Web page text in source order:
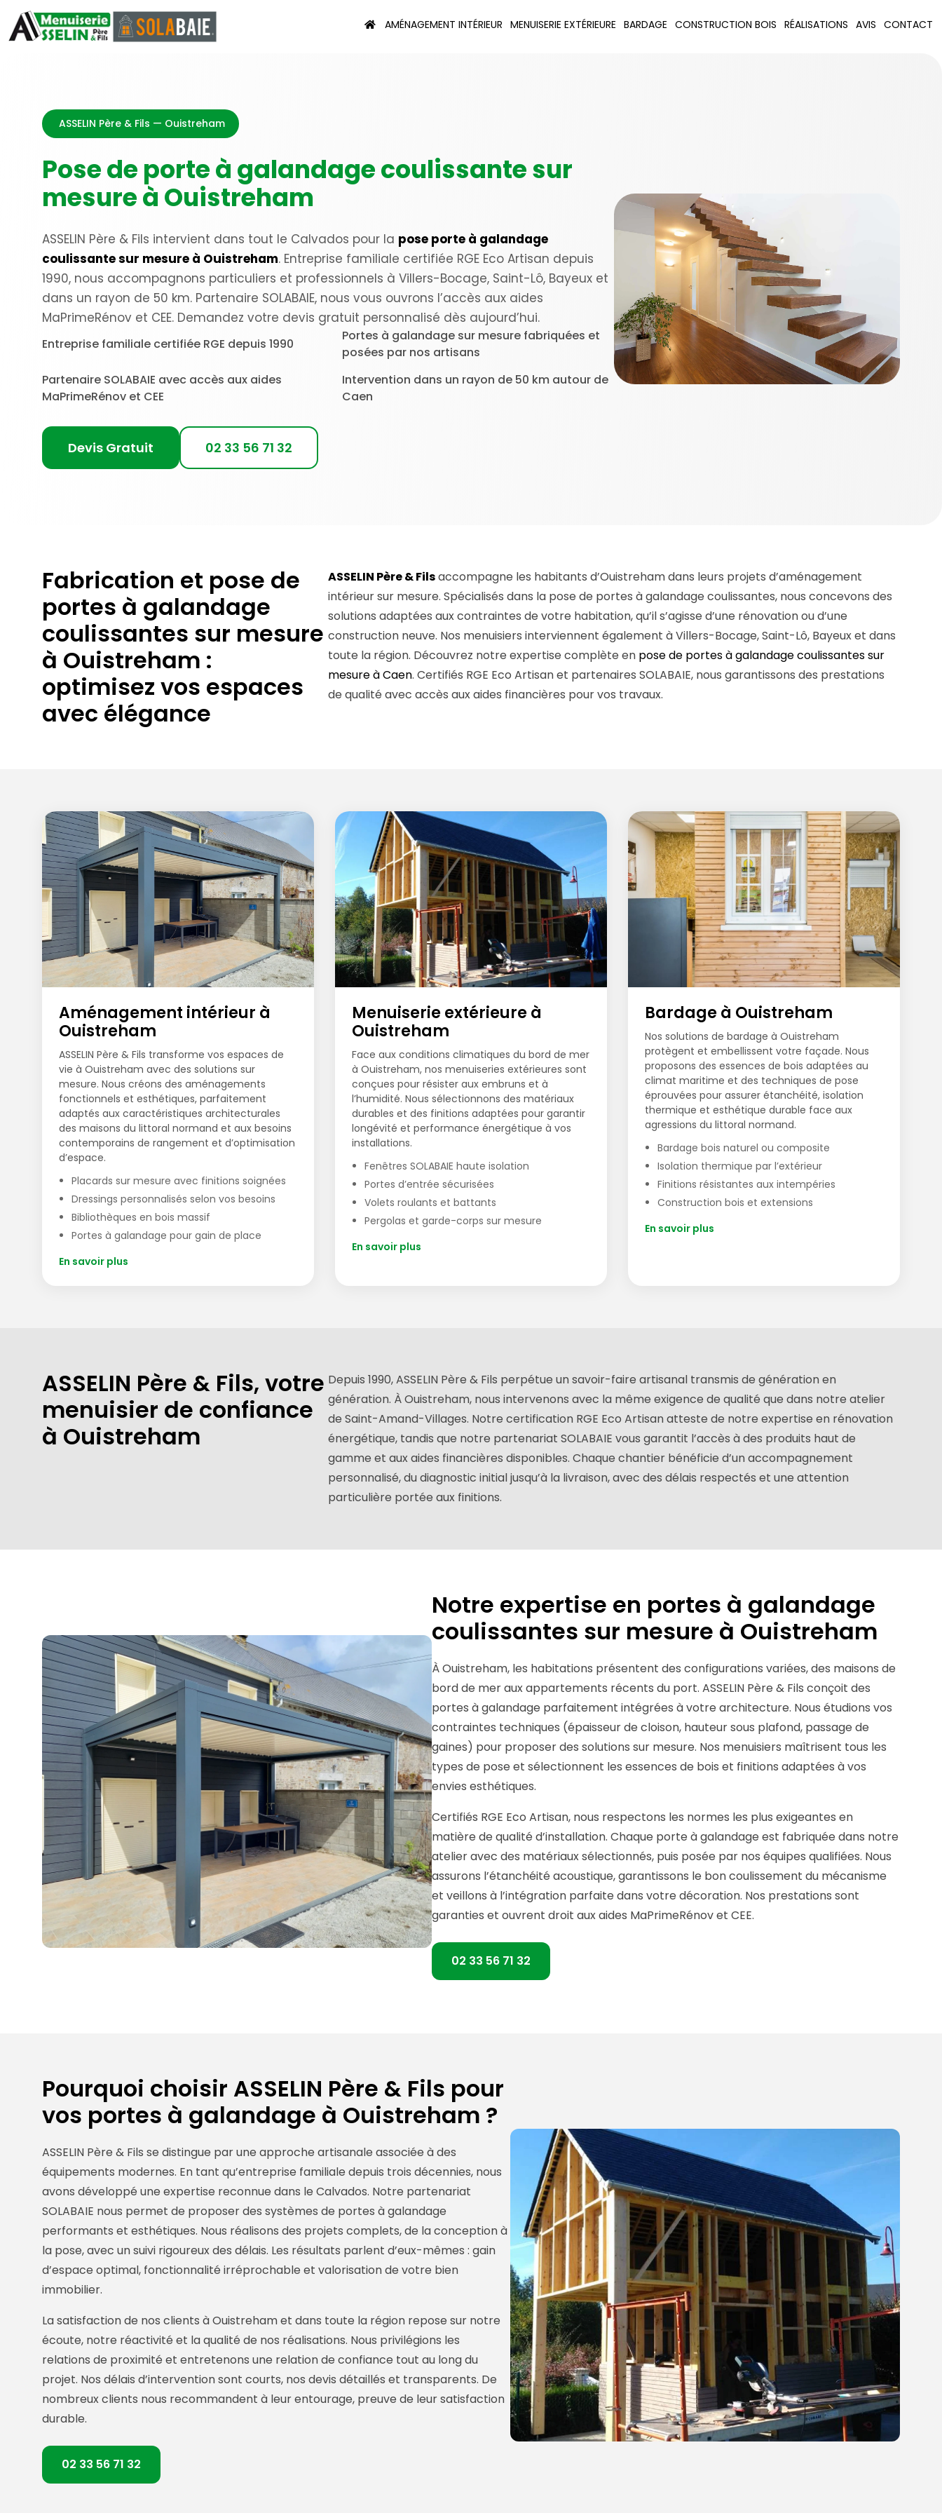
AMÉNAGEMENT INTÉRIEUR MENUISERIE EXTÉRIEURE BARDAGE CONSTRUCTION BOIS RÉALISATIONS AVIS CONTACT
ASSELIN Père & Fils — Ouistreham
Pose de porte à galandage coulissante sur
mesure à Ouistreham
ASSELIN Père & Fils intervient dans tout le Calvados pour la pose porte à galandage
coulissante sur mesure à Ouistreham. Entreprise familiale certifiée RGE Eco Artisan depuis
1990, nous accompagnons particuliers et professionnels à Villers-Bocage, Saint-Lô, Bayeux et
dans un rayon de 50 km. Partenaire SOLABAIE, nous vous ouvrons l’accès aux aides
MaPrimeRénov et CEE. Demandez votre devis gratuit personnalisé dès aujourd’hui.
Entreprise familiale certifiée RGE depuis 1990
Portes à galandage sur mesure fabriquées et
posées par nos artisans
Partenaire SOLABAIE avec accès aux aides
MaPrimeRénov et CEE
Intervention dans un rayon de 50 km autour de
Caen
Devis Gratuit 02 33 56 71 32
Fabrication et pose de
portes à galandage
coulissantes sur mesure
à Ouistreham :
optimisez vos espaces
avec élégance
ASSELIN Père & Filsaccompagne les habitants d’Ouistreham dans leurs projets d’aménagement
intérieur sur mesure. Spécialisés dans la pose de portes à galandage coulissantes, nous concevons des
solutions adaptées aux contraintes de votre habitation, qu’il s’agisse d’une rénovation ou d’une
construction neuve. Nos menuisiers interviennent également à Villers-Bocage, Saint-Lô, Bayeux et dans
toute la région. Découvrez notre expertise complète en pose de portes à galandage coulissantes sur
mesure à Caen. Certifiés RGE Eco Artisan et partenaires SOLABAIE, nous garantissons des prestations
de qualité avec accès aux aides financières pour vos travaux.
Aménagement intérieur à
Ouistreham
ASSELIN Père & Fils transforme vos espaces de
vie à Ouistreham avec des solutions sur
mesure. Nous créons des aménagements
fonctionnels et esthétiques, parfaitement
adaptés aux caractéristiques architecturales
des maisons du littoral normand et aux besoins
contemporains de rangement et d’optimisation
d’espace.
Placards sur mesure avec finitions soignées
Dressings personnalisés selon vos besoins
Bibliothèques en bois massif
Portes à galandage pour gain de place
En savoir plus
Menuiserie extérieure à
Ouistreham
Face aux conditions climatiques du bord de mer
à Ouistreham, nos menuiseries extérieures sont
conçues pour résister aux embruns et à
l’humidité. Nous sélectionnons des matériaux
durables et des finitions adaptées pour garantir
longévité et performance énergétique à vos
installations.
Fenêtres SOLABAIE haute isolation
Portes d’entrée sécurisées
Volets roulants et battants
Pergolas et garde-corps sur mesure
En savoir plus
Bardage à Ouistreham
Nos solutions de bardage à Ouistreham
protègent et embellissent votre façade. Nous
proposons des essences de bois adaptées au
climat maritime et des techniques de pose
éprouvées pour assurer étanchéité, isolation
thermique et esthétique durable face aux
agressions du littoral normand.
Bardage bois naturel ou composite
Isolation thermique par l’extérieur
Finitions résistantes aux intempéries
Construction bois et extensions
En savoir plus
ASSELIN Père & Fils, votre
menuisier de confiance
à Ouistreham
Depuis 1990, ASSELIN Père & Fils perpétue un savoir-faire artisanal transmis de génération en
génération. À Ouistreham, nous intervenons avec la même exigence de qualité que dans notre atelier
de Saint-Amand-Villages. Notre certification RGE Eco Artisan atteste de notre expertise en rénovation
énergétique, tandis que notre partenariat SOLABAIE vous garantit l’accès à des produits haut de
gamme et aux aides financières disponibles. Chaque chantier bénéficie d’un accompagnement
personnalisé, du diagnostic initial jusqu’à la livraison, avec des délais respectés et une attention
particulière portée aux finitions.
Notre expertise en portes à galandage
coulissantes sur mesure à Ouistreham
À Ouistreham, les habitations présentent des configurations variées, des maisons de
bord de mer aux appartements récents du port. ASSELIN Père & Fils conçoit des
portes à galandage parfaitement intégrées à votre architecture. Nous étudions vos
contraintes techniques (épaisseur de cloison, hauteur sous plafond, passage de
gaines) pour proposer des solutions sur mesure. Nos menuisiers maîtrisent tous les
types de pose et sélectionnent les essences de bois et finitions adaptées à vos
envies esthétiques.
Certifiés RGE Eco Artisan, nous respectons les normes les plus exigeantes en
matière de qualité d’installation. Chaque porte à galandage est fabriquée dans notre
atelier avec des matériaux sélectionnés, puis posée par nos équipes qualifiées. Nous
assurons l’étanchéité acoustique, garantissons le bon coulissement du mécanisme
et veillons à l’intégration parfaite dans votre décoration. Nos prestations sont
garanties et ouvrent droit aux aides MaPrimeRénov et CEE.
02 33 56 71 32
Pourquoi choisir ASSELIN Père & Fils pour
vos portes à galandage à Ouistreham ?
ASSELIN Père & Fils se distingue par une approche artisanale associée à des
équipements modernes. En tant qu’entreprise familiale depuis trois décennies, nous
avons développé une expertise reconnue dans le Calvados. Notre partenariat
SOLABAIE nous permet de proposer des systèmes de portes à galandage
performants et esthétiques. Nous réalisons des projets complets, de la conception à
la pose, avec un suivi rigoureux des délais. Les résultats parlent d’eux-mêmes : gain
d’espace optimal, fonctionnalité irréprochable et valorisation de votre bien
immobilier.
La satisfaction de nos clients à Ouistreham et dans toute la région repose sur notre
écoute, notre réactivité et la qualité de nos réalisations. Nous privilégions les
relations de proximité et entretenons une relation de confiance tout au long du
projet. Nos délais d’intervention sont courts, nos devis détaillés et transparents. De
nombreux clients nous recommandent à leur entourage, preuve de leur satisfaction
durable.
02 33 56 71 32